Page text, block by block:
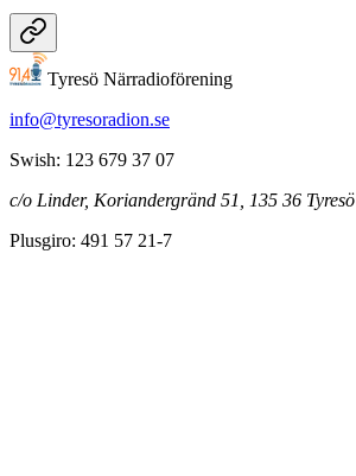
Tyresö Närradioförening
info@tyresoradion.se
Swish: 123 679 37 07
c/o Linder, Koriandergränd 51, 135 36 Tyresö
Plusgiro: 491 57 21-7